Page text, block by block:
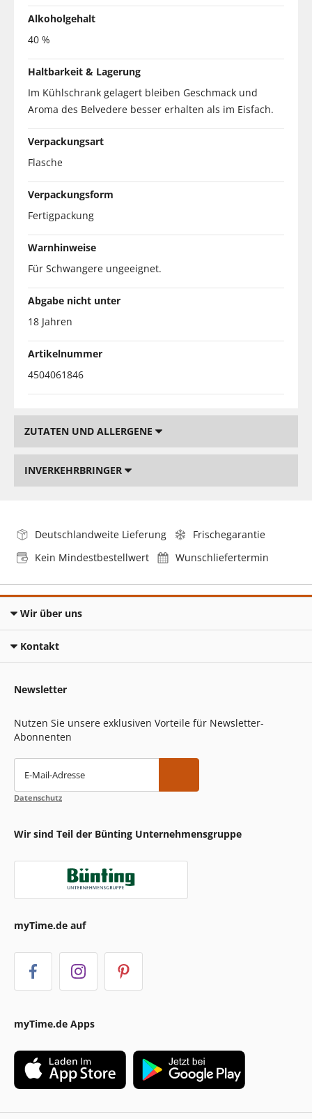
Alkoholgehalt
40 %
Haltbarkeit & Lagerung
Im Kühlschrank gelagert bleiben Geschmack und
Aroma des Belvedere besser erhalten als im Eisfach.
Verpackungsart
Flasche
Verpackungsform
Fertigpackung
Warnhinweise
Für Schwangere ungeeignet.
Abgabe nicht unter
18 Jahren
Artikelnummer
4504061846
ZUTATEN UND ALLERGENE
INVERKEHRBRINGER
Deutschlandweite Lieferung
Frischegarantie
Kein Mindestbestellwert
Wunschliefertermin
Wir über uns
Kontakt
Newsletter
Nutzen Sie unsere exklusiven Vorteile für Newsletter-
Abonnenten
E-Mail-Adresse
Datenschutz
Wir sind Teil der Bünting Unternehmensgruppe
myTime.de auf
myTime.de Apps